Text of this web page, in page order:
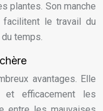
plantes. Son manche
facilitent le travail du
temps.
avantages. Elle
et efficacement les